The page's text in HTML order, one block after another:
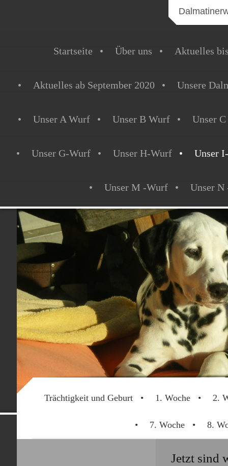
Startseite Über uns Aktuelles
Aktuelles ab September 2020 Unsere
Unser A Wurf Unser B Wurf Unser
Unser G-Wurf Unser H-Wurf Unser
Unser M -Wurf Unser N
Trächtigkeit und Geburt 1. Woche 2.
7. Woche 8.
Jetzt sind